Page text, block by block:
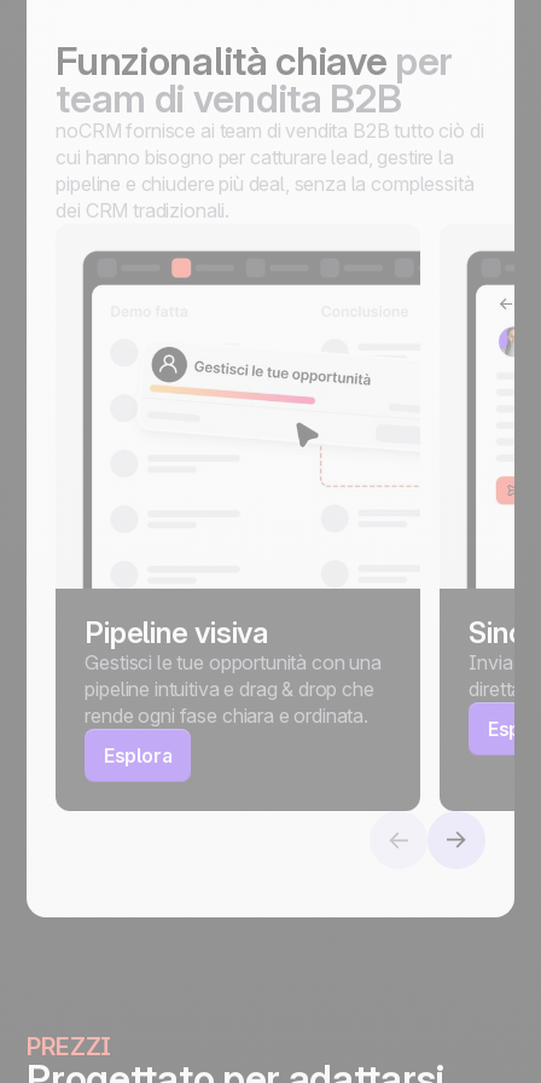
Funzionalità chiave per
team di vendita B2B
noCRM fornisce ai team di vendita B2B tutto ciò di
cui hanno bisogno per catturare lead, gestire la
pipeline e chiudere più deal, senza la complessità
dei CRM tradizionali.
Pipeline visiva
Gestisci le tue opportunità con una
pipeline intuitiva e drag & drop che
rende ogni fase chiara e ordinata.
Esplora
Invia,
PREZZI